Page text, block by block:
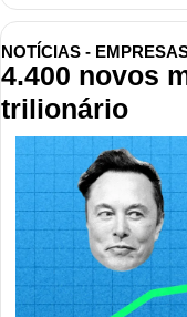
NOTÍCIAS -
4.400 novos
trilionário